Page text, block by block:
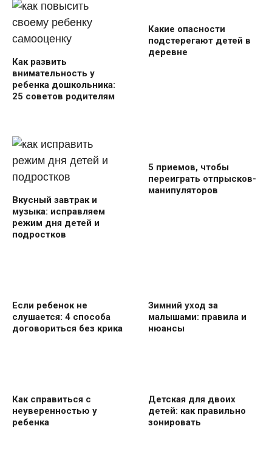
Как развить
внимательность у
ребенка дошкольника:
25 советов родителям
Какие опасности
подстерегают детей в
деревне
Вкусный завтрак и
музыка: исправляем
режим дня детей и
подростков
5 приемов, чтобы
переиграть отпрысков-
манипуляторов
Если ребенок не
слушается: 4 способа
договориться без крика
Зимний уход за
малышами: правила и
нюансы
Как справиться с
неуверенностью у
ребенка
Детская для двоих
детей: как правильно
зонировать